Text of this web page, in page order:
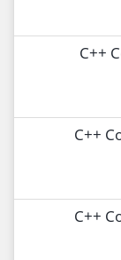
21-
22-
23-